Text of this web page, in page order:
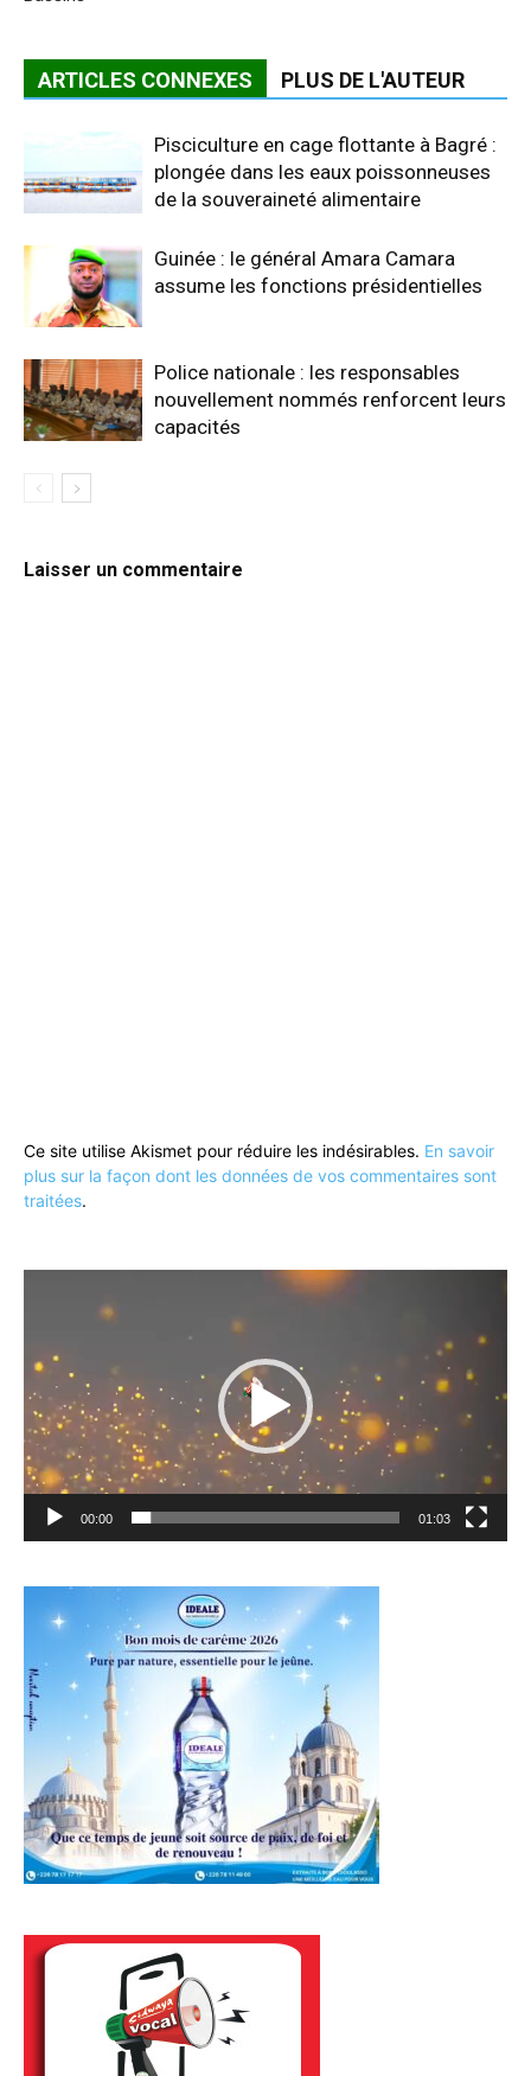
ARTICLES CONNEXES PLUS DE L'AUTEUR
Pisciculture en cage flottante à Bagré :
plongée dans les eaux poissonneuses
de la souveraineté alimentaire
Guinée : le général Amara Camara
assume les fonctions présidentielles
Police nationale : les responsables
nouvellement nommés renforcent leurs
capacités
Laisser un commentaire
Ce site utilise Akismet pour réduire les indésirables. En savoir
plus sur la façon dont les données de vos commentaires sont
traitées.
00:00 01:03